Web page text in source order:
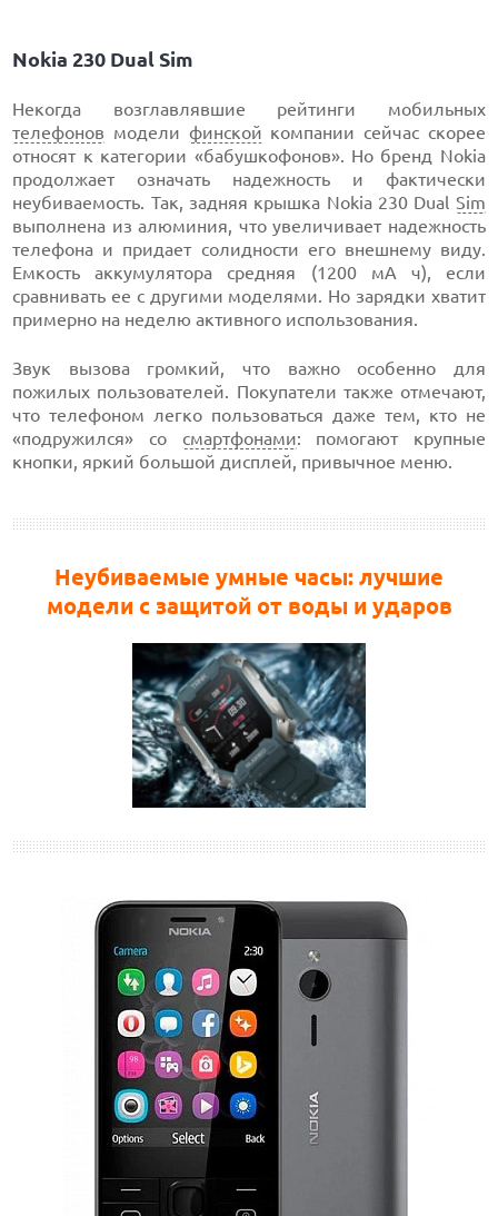
Nokia 230 Dual Sim
Некогда возглавлявшие рейтинги мобильных
телефонов модели финской компании сейчас скорее
относят к категории «бабушкофонов». Но бренд Nokia
продолжает означать надежность и фактически
неубиваемость. Так, задняя крышка Nokia 230 Dual Sim
выполнена из алюминия, что увеличивает надежность
телефона и придает солидности его внешнему виду.
Емкость аккумулятора средняя (1200 мА ч), если
сравнивать ее с другими моделями. Но зарядки хватит
примерно на неделю активного использования.
Звук вызова громкий, что важно особенно для
пожилых пользователей. Покупатели также отмечают,
что телефоном легко пользоваться даже тем, кто не
«подружился» со смартфонами: помогают крупные
кнопки, яркий большой дисплей, привычное меню.
Неубиваемые умные часы: лучшие
модели с защитой от воды и ударов